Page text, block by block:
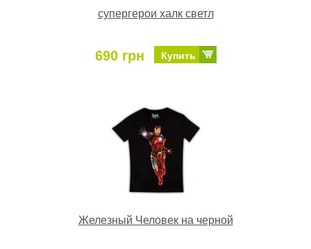
супергерои халк светл
690 грн Купить
Железный Человек на черной